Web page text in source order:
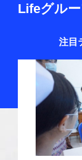
Lifeグル
注目